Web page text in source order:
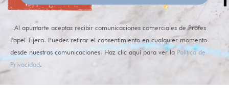
Al apuntarte aceptas recibir comunicaciones comerciales de Profes
Papel Tijera. Puedes retirar el consentimiento en cualquier momento
desde nuestras comunicaciones. Haz clic aquí para ver la Política de
Privacidad.